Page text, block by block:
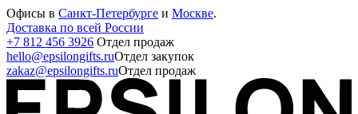
Офисы в Санкт-Петербурге и Москве.
Доставка по всей России
+7 812 456 3926 Отдел продаж
hello@epsilongifts.ruОтдел закупок
zakaz@epsilongifts.ruОтдел продаж